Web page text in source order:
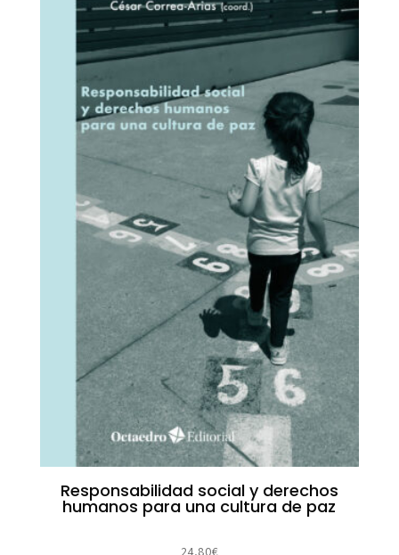
Responsabilidad social y derechos
humanos para una cultura de paz
24,80€